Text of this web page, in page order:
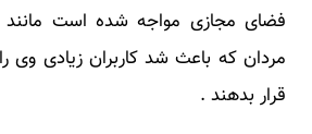
فضای مجازی مواجه شده است مانند
مردان که باعث شد کاربران زیادی وی
قرار بدهند .